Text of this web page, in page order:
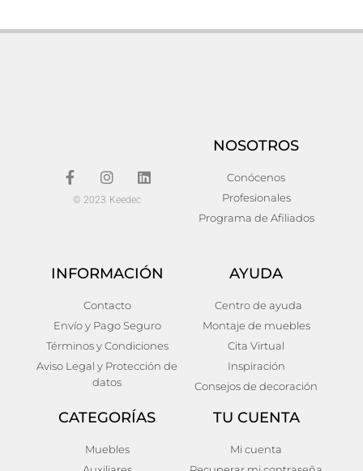
© 2023 Keedec
NOSOTROS
Conócenos
Profesionales
Programa de Afiliados
INFORMACIÓN
Contacto
Envío y Pago Seguro
Términos y Condiciones
Aviso Legal y Protección de
datos
AYUDA
Centro de ayuda
Montaje de muebles
Cita Virtual
Inspiración
Consejos de decoración
CATEGORÍAS
Muebles
TU CUENTA
Mi cuenta